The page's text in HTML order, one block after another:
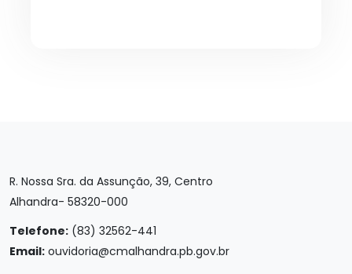
R. Nossa Sra. da Assunção, 39, Centro
Alhandra- 58320-000
Telefone: (83) 32562-441
Email: ouvidoria@cmalhandra.pb.gov.br